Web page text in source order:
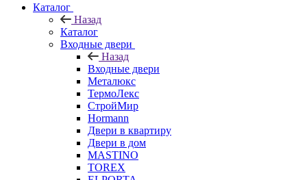
Каталог
Назад
Каталог
Входные двери
Назад
Входные двери
Металюкс
ТермоЛекс
СтройМир
Hormann
Двери в квартиру
Двери в дом
MASTINO
TOREX